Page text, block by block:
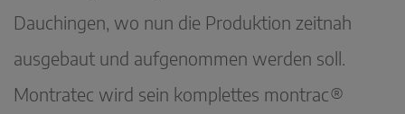
Dauchingen, wo nun die Produktion zeitnah
ausgebaut und aufgenommen werden soll.
Montratec wird sein komplettes montrac®